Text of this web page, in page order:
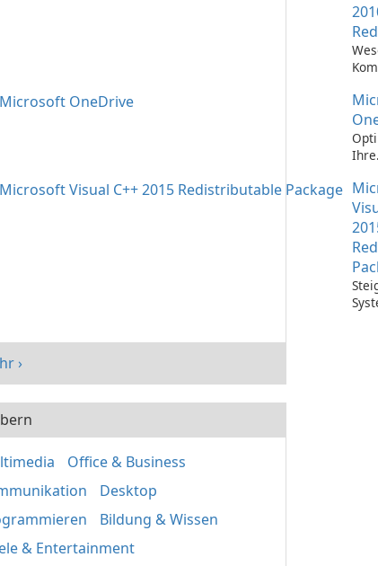
Ihre
mit
›
Office & Business
Desktop
Bildung & Wissen
& Entertainment